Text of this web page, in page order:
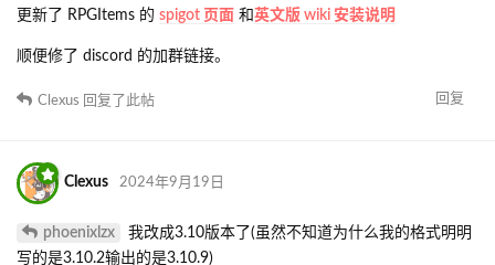
更新了 RPGItems 的 spigot 页面 和英文版 wiki 安装说明
顺便修了 discord 的加群链接。
回复
Clexus 回复了此帖
Clexus 2024年9月19日
phoenixlzx
我改成3.10版本了(虽然不知道为什么我的格式明明
写的是3.10.2输出的是3.10.9)